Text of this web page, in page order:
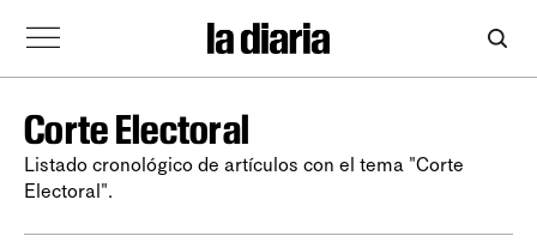
Corte Electoral
Listado cronológico de artículos con el tema "Corte
Electoral".